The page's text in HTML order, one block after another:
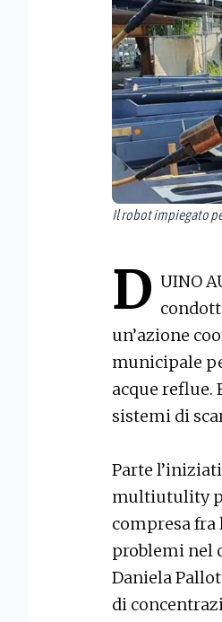
Il robot impiegato
D UINO
un’azione
municipale
acque reflue.
sistemi di
Parte
multiutulity
compresa fra
problemi nel
Daniela
di